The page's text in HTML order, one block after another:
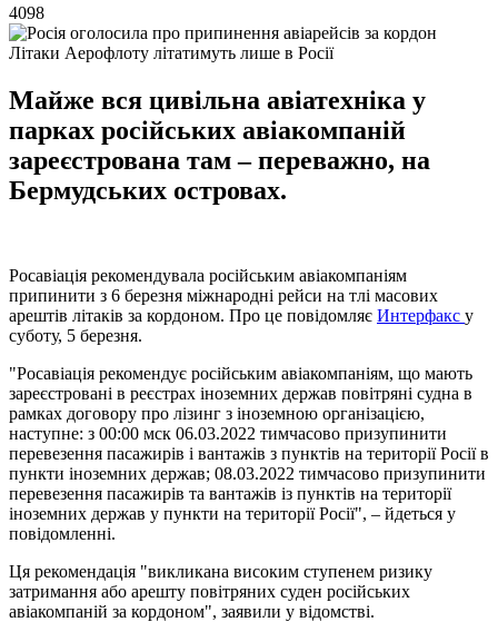
4098
Літаки Аерофлоту літатимуть лише в Росії
Майже вся цивільна авіатехніка у
парках російських авіакомпаній
зареєстрована там – переважно, на
Бермудських островах.
Росавіація рекомендувала російським авіакомпаніям
припинити з 6 березня міжнародні рейси на тлі масових
арештів літаків за кордоном. Про це повідомляє Интерфакс у
суботу, 5 березня.
"Росавіація рекомендує російським авіакомпаніям, що мають
зареєстровані в реєстрах іноземних держав повітряні судна в
рамках договору про лізинг з іноземною організацією,
наступне: з 00:00 мск 06.03.2022 тимчасово призупинити
перевезення пасажирів і вантажів з пунктів на території Росії в
пункти іноземних держав; 08.03.2022 тимчасово призупинити
перевезення пасажирів та вантажів із пунктів на території
іноземних держав у пункти на території Росії", – йдеться у
повідомленні.
Ця рекомендація "викликана високим ступенем ризику
затримання або арешту повітряних суден російських
авіакомпаній за кордоном", заявили у відомстві.